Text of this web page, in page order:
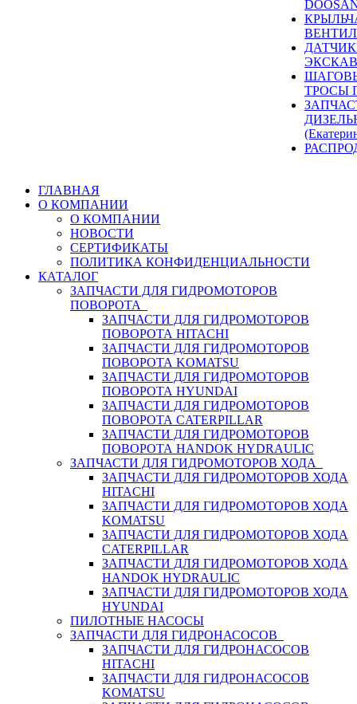
ТРОСЫ
ГЛАВНАЯ
О КОМПАНИИ
О КОМПАНИИ
НОВОСТИ
СЕРТИФИКАТЫ
ПОЛИТИКА КОНФИДЕНЦИАЛЬНОСТИ
КАТАЛОГ
ЗАПЧАСТИ ДЛЯ ГИДРОМОТОРОВ
ПОВОРОТА
ЗАПЧАСТИ ДЛЯ ГИДРОМОТОРОВ
ПОВОРОТА HITACHI
ЗАПЧАСТИ ДЛЯ ГИДРОМОТОРОВ
ПОВОРОТА KOMATSU
ЗАПЧАСТИ ДЛЯ ГИДРОМОТОРОВ
ПОВОРОТА HYUNDAI
ЗАПЧАСТИ ДЛЯ ГИДРОМОТОРОВ
ПОВОРОТА CATERPILLAR
ЗАПЧАСТИ ДЛЯ ГИДРОМОТОРОВ
ПОВОРОТА HANDOK HYDRAULIC
ЗАПЧАСТИ ДЛЯ ГИДРОМОТОРОВ ХОДА
ЗАПЧАСТИ ДЛЯ ГИДРОМОТОРОВ ХОДА
HITACHI
ЗАПЧАСТИ ДЛЯ ГИДРОМОТОРОВ ХОДА
KOMATSU
ЗАПЧАСТИ ДЛЯ ГИДРОМОТОРОВ ХОДА
CATERPILLAR
ЗАПЧАСТИ ДЛЯ ГИДРОМОТОРОВ ХОДА
HANDOK HYDRAULIC
ЗАПЧАСТИ ДЛЯ ГИДРОМОТОРОВ ХОДА
HYUNDAI
ПИЛОТНЫЕ НАСОСЫ
ЗАПЧАСТИ ДЛЯ ГИДРОНАСОСОВ
ЗАПЧАСТИ ДЛЯ ГИДРОНАСОСОВ
HITACHI
ЗАПЧАСТИ ДЛЯ ГИДРОНАСОСОВ
KOMATSU